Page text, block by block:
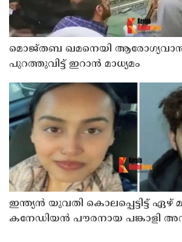
മൊജ്തബ ഖമനെയി ആരോഗ്യവാന്‍
പുറത്തുവിട്ട് ഇറാന്‍ മാധ്യമം
ഇന്ത്യന്‍ യുവതി കൊലപ്പെട്ടിട്ട് ഏഴ്
കനേഡിയന്‍ പൗരനായ പങ്കാളി